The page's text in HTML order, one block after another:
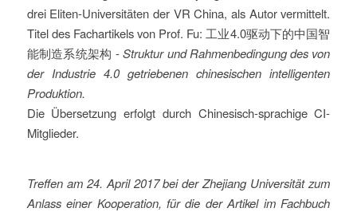
drei Eliten-Universitäten der VR China, als Autor vermittelt.
Titel des Fachartikels von Prof. Fu: 工业4.0驱动下的中国智
能制造系统架构 -Struktur und Rahmenbedingung des von
der Industrie 4.0 getriebenen chinesischen intelligenten
Produktion.
Die Übersetzung erfolgt durch Chinesisch-sprachige CI-
Mitglieder.
Treffen am 24. April 2017 bei der Zhejiang Universität zum
Anlass einer Kooperation, für die der Artikel im Fachbuch